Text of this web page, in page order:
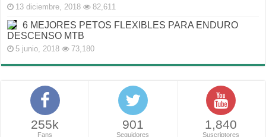
13 diciembre, 2018 82,611
6 MEJORES PETOS FLEXIBLES PARA ENDURO
DESCENSO MTB
5 junio, 2018 73,180
255k
Fans
901
Seguidores
1,840
Suscriptores